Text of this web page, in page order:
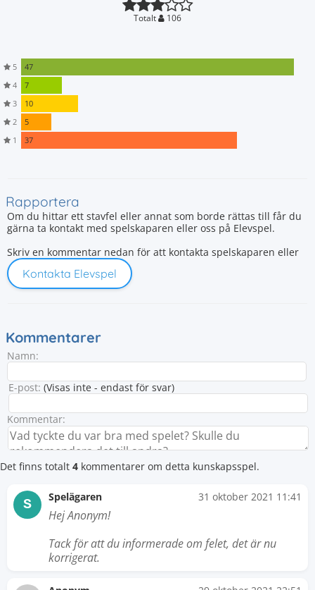
Totalt 106
5
47
4
7
3
10
2
5
1
37
Rapportera
Om du hittar ett stavfel eller annat som borde rättas till får du
gärna ta kontakt med spelskaparen eller oss på Elevspel.
Skriv en kommentar nedan för att kontakta spelskaparen eller
Kontakta Elevspel
Kommentarer
Namn:
E-post: (Visas inte - endast för svar)
Kommentar:
Det finns totalt 4 kommentarer om detta kunskapsspel.
S Spelägaren 31 oktober 2021 11:41
Hej Anonym!
Tack för att du informerade om felet, det är nu
korrigerat.